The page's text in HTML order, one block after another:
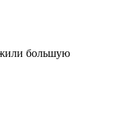
большую